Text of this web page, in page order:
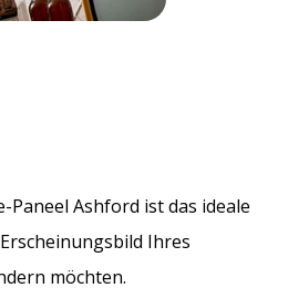
Paneel Ashford ist das ideale
Ihres
möchten.